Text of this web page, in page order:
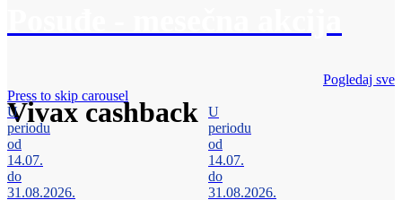
Vivax cashback
Pogledaj sve
Press to skip carousel
U
periodu
od
14.07.
do
31.08.2026.
U
periodu
od
14.07.
do
31.08.2026.